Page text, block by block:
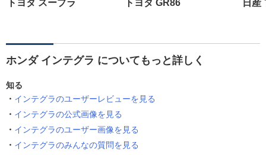
トヨタ スープラ トヨタ GR86 日産
ホンダ インテグラ についてもっと詳しく
知る
インテグラのユーザーレビューを見る
インテグラの公式画像を見る
インテグラのユーザー画像を見る
インテグラのみんなの質問を見る